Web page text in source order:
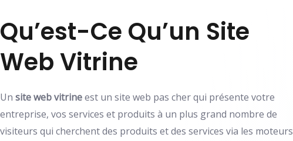
Qu’est-Ce Qu’un Site
Web Vitrine
Un site web vitrineest un site web pas cher qui présente votre
entreprise, vos services et produits à un plus grand nombre de
visiteurs qui cherchent des produits et des services via les moteurs